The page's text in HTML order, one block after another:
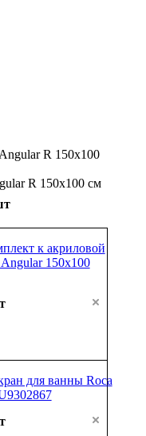
R 150x100 см
к акриловой
150х100
для ванны Roca